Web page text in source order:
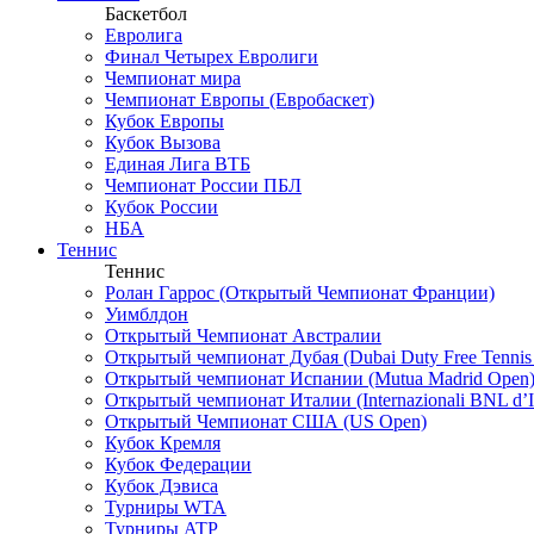
Баскетбол
Евролига
Финал Четырех Евролиги
Чемпионат мира
Чемпионат Европы (Евробаскет)
Кубок Европы
Кубок Вызова
Единая Лига ВТБ
Чемпионат России ПБЛ
Кубок России
НБА
Теннис
Теннис
Ролан Гаррос (Открытый Чемпионат Франции)
Уимблдон
Открытый Чемпионат Австралии
Открытый чемпионат Дубая (Dubai Duty Free Tennis
Открытый чемпионат Испании (Mutua Madrid Open)
Открытый чемпионат Италии (Internazionali BNL
Открытый Чемпионат США (US Open)
Кубок Кремля
Кубок Федерации
Кубок Дэвиса
Турниры WTA
Турниры ATP